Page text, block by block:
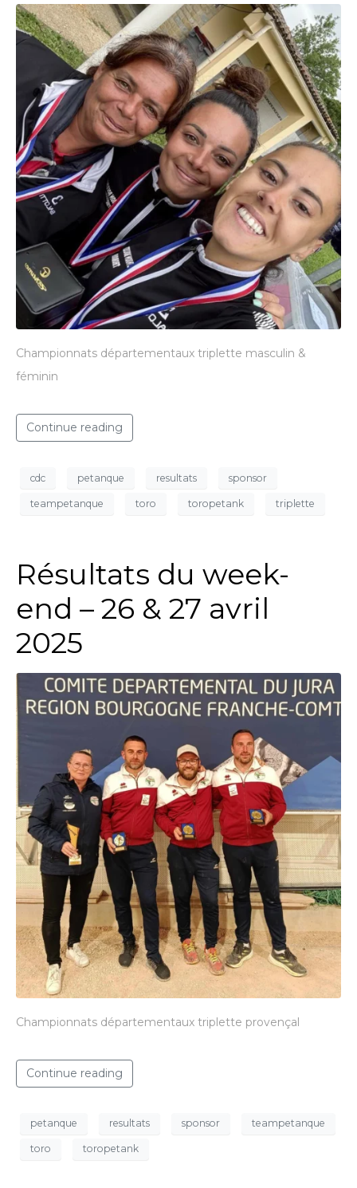
Championnats départementaux triplette masculin &
féminin
Continue reading
cdc petanque resultats sponsor
teampetanque toro toropetank triplette
Résultats du week-
end – 26 & 27 avril
2025
Championnats départementaux triplette provençal
Continue reading
petanque resultats sponsor teampetanque
toro toropetank